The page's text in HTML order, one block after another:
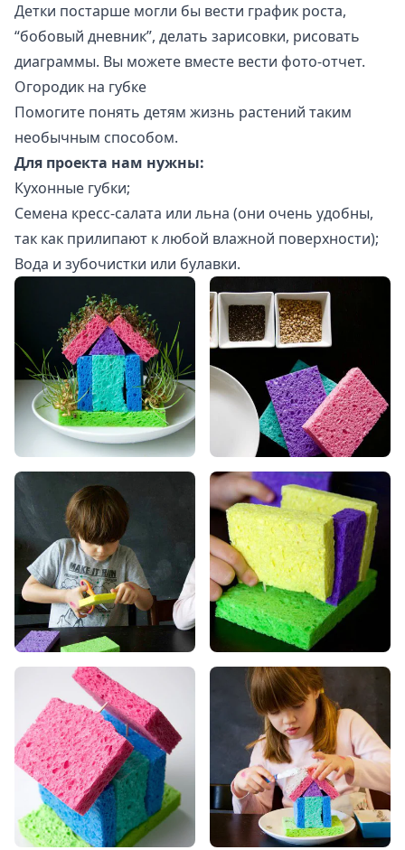
Детки постарше могли бы вести график роста,
“бобовый дневник”, делать зарисовки, рисовать
диаграммы. Вы можете вместе вести фото-отчет.
Огородик на губке
Помогите понять детям жизнь растений таким
необычным способом.
Для проекта нам нужны:
Кухонные губки;
Семена кресс-салата или льна (они очень удобны,
так как прилипают к любой влажной поверхности);
Вода и зубочистки или булавки.